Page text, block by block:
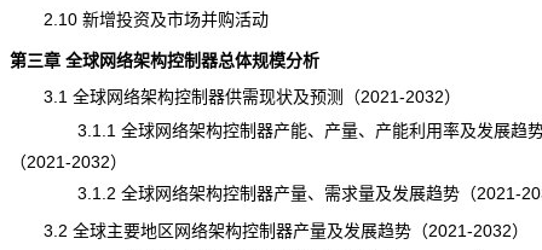
2.10 新增投资及市场并购活动
第三章 全球网络架构控制器总体规模分析
3.1 全球网络架构控制器供需现状及预测（2021-2032）
3.1.1 全球网络架构控制器产能、产量、产能利用率及发展趋
（2021-2032）
3.1.2 全球网络架构控制器产量、需求量及发展趋势（2021-
3.2 全球主要地区网络架构控制器产量及发展趋势（2021-2032）